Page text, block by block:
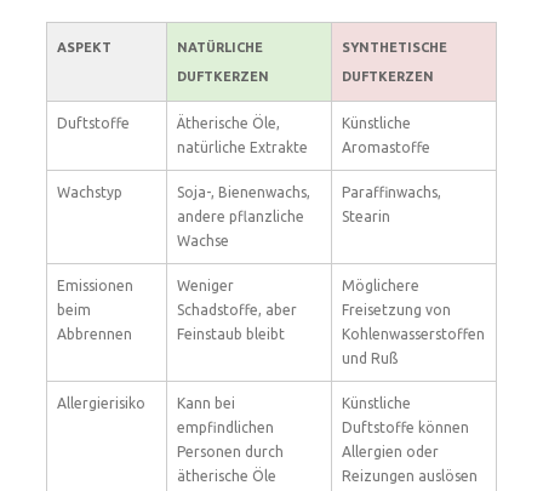
ASPEKT
NATÜRLICHE
DUFTKERZEN
SYNTHETISCHE
DUFTKERZEN
Duftstoffe
Ätherische Öle,
natürliche Extrakte
Künstliche
Aromastoffe
Wachstyp
Soja-, Bienenwachs,
andere pflanzliche
Wachse
Paraffinwachs,
Stearin
Emissionen
beim
Abbrennen
Weniger
Schadstoffe, aber
Feinstaub bleibt
Möglichere
Freisetzung von
Kohlenwasserstoffen
und Ruß
Allergierisiko
Kann bei
empfindlichen
Personen durch
ätherische Öle
Künstliche
Duftstoffe können
Allergien oder
Reizungen auslösen